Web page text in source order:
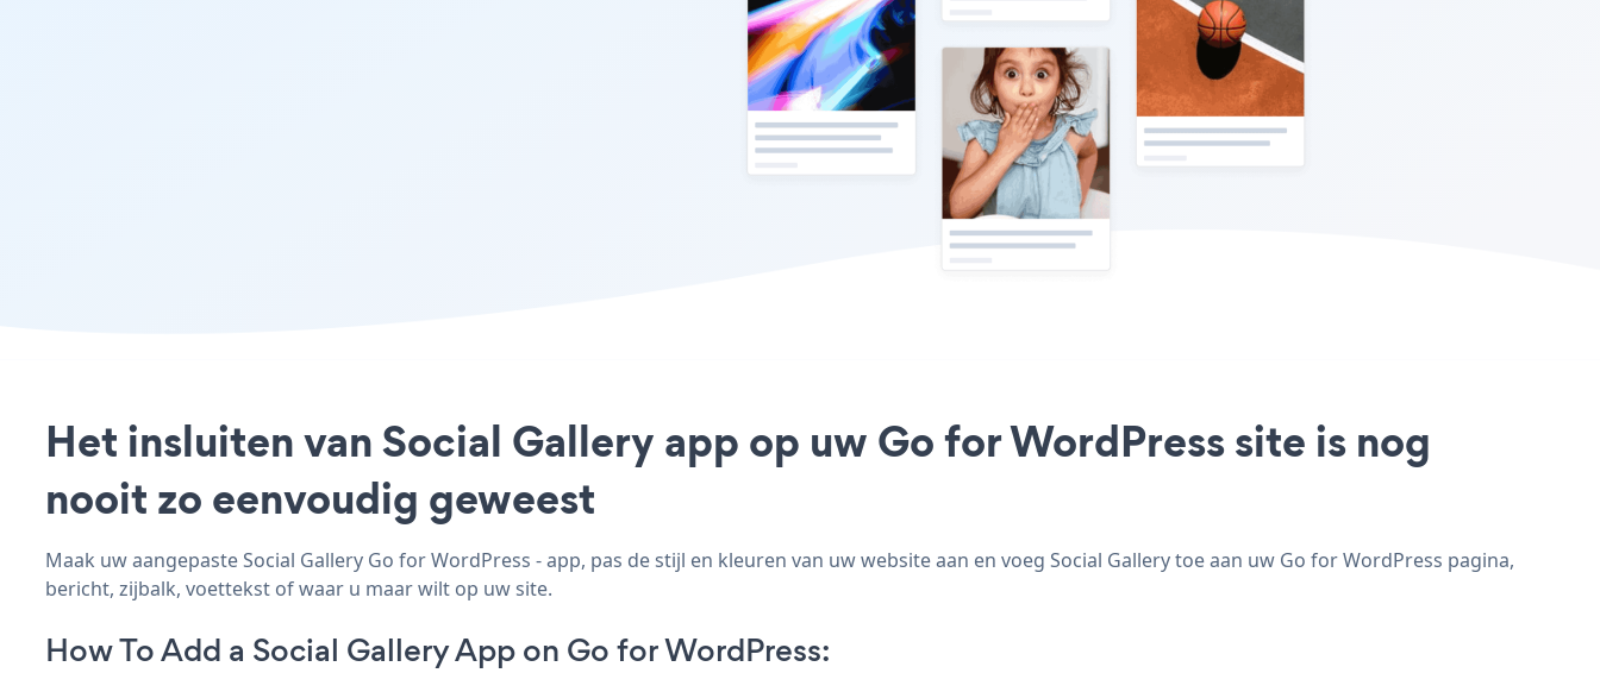
Het insluiten van Social Gallery app op uw Go for WordPress site is nog
nooit zo eenvoudig geweest
Maak uw aangepaste Social Gallery Go for WordPress - app, pas de stijl en kleuren van uw website aan en voeg Social Gallery toe aan uw Go for WordPress pagina,
bericht, zijbalk, voettekst of waar u maar wilt op uw site.
How To Add a Social Gallery App on Go for WordPress: